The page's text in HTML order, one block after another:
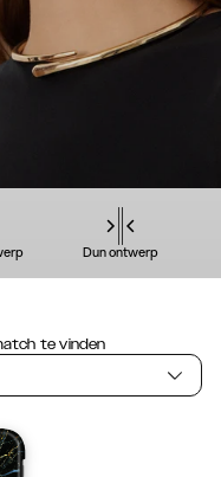
Dun ontwerp
te vinden